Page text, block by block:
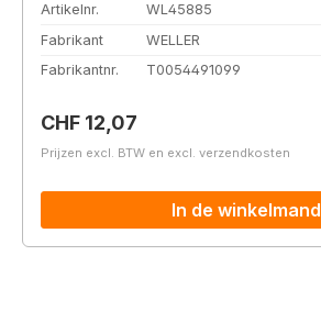
Artikelnr.
WL45885
Fabrikant
WELLER
Fabrikantnr.
T0054491099
Normale prijs:
CHF 12,07
Prijzen excl. BTW en excl. verzendkosten
In de winkelmand